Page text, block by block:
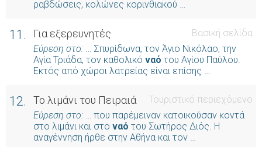
ραβδώσεις, κολώνες κορινθιακού …
11. Για εξερευνητές
Βασική σελίδα
Εύρεση στο: … Σπυρίδωνα, τον Άγιο Νικόλαο, την
Αγία Τριάδα, τον καθολικό ναό του Αγίου Παύλου.
Εκτός από χώροι λατρείας είναι επίσης …
12. To λιμάνι του Πειραιά
Τουριστικό περιεχόμενο
Εύρεση στο: … που παρέμειναν κατοικούσαν κοντά
στο λιμάνι και στο ναό του Σωτήρος Διός. Η
αναγέννηση ήρθε στην Αθήνα και τον …